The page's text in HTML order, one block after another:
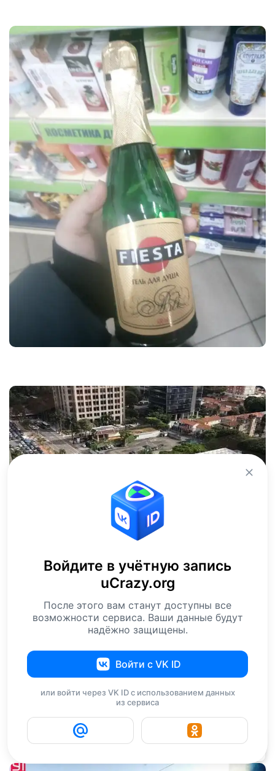
Войдите в учётную запись
uCrazy.org
После этого вам станут доступны все
возможности сервиса. Ваши данные будут
надёжно защищены.
Войти с VK ID
или войти через VK ID с использованием данных
из сервиса